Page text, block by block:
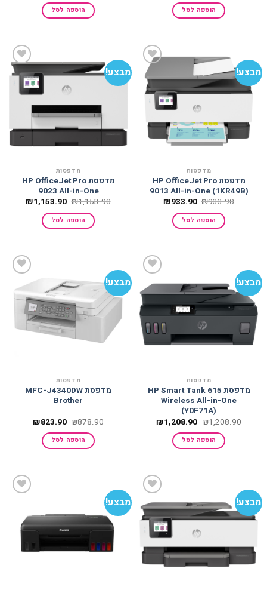
היה:
₪2,407.90.הוספה לסל היה:
₪1,208.90.הוספה לסל
מבצע!
הוסף
למועדפים
מדפסות
מדפסת HP OfficeJet Pro
9013 All-in-One (1KR49B)
₪933.90 המחיר
היה:
₪933.90.
₪933.90 המחיר
הוספה לסל
מבצע!
הוסף
מדפסות
מדפסת HP OfficeJet Pro
9023 All-in-One
₪1,153.90 המחיר
היה:
₪1,153.90.
₪1,153.90 המחיר
הוספה לסל
מבצע!
הוסף
למועדפים
מדפסות
מדפסת HP Smart Tank 615
Wireless All-in-One
(Y0F71A)
₪1,208.90 המחיר
היה:
₪1,208.90.
₪1,208.90 המחיר
הוספה לסל
מבצע!
הוסף
מדפסות
מדפסת MFC-J4340DW
Brother
₪878.90 המחיר
היה:
₪878.90.
₪823.90 המחיר
הוספה לסל
מבצע!
הוסף
למועדפים
מבצע!